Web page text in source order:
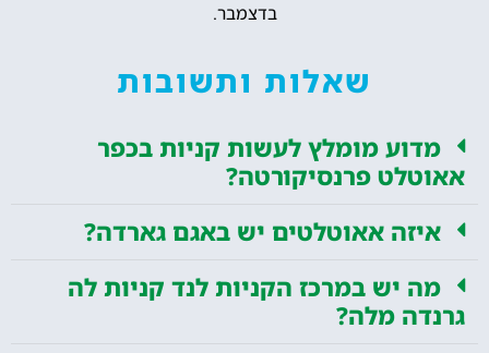
בדצמבר.
שאלות ותשובות
מדוע מומלץ לעשות קניות בכפר
אאוטלט פרנסיקורטה?
איזה אאוטלטים יש באגם גארדה?
מה יש במרכז הקניות לנד קניות לה
גרנדה מלה?